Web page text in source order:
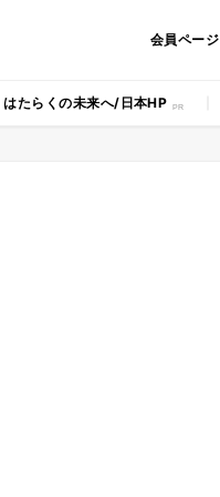
会員ページ
はたらくの未来へ/日本HP